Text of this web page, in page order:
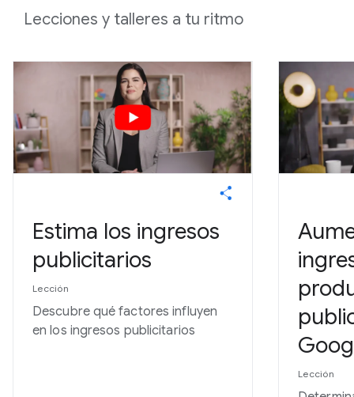
Lecciones y talleres a tu ritmo
Estima los ingresos
publicitarios
Lección
Descubre qué factores influyen
en los ingresos publicitarios
Lección